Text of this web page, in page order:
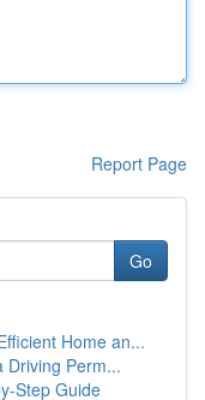
Report Page
Go
Home an...
Driving Perm...
Step Guide